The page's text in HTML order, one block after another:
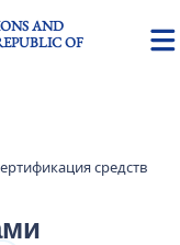
AND
OF
средств